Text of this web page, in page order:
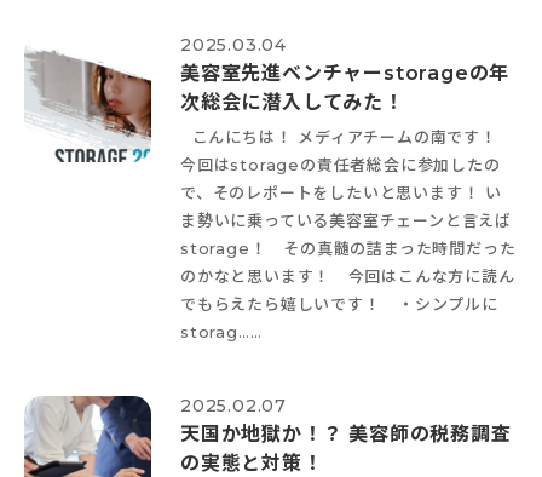
2025.03.04
美容室先進ベンチャーstorageの年
次総会に潜入してみた！
こんにちは！ メディアチームの南です！
今回はstorageの責任者総会に参加したの
で、そのレポートをしたいと思います！ い
ま勢いに乗っている美容室チェーンと言えば
storage！ その真髄の詰まった時間だった
のかなと思います！ 今回はこんな方に読ん
でもらえたら嬉しいです！ ・シンプルに
storag……
2025.02.07
天国か地獄か！？ 美容師の税務調査
の実態と対策！